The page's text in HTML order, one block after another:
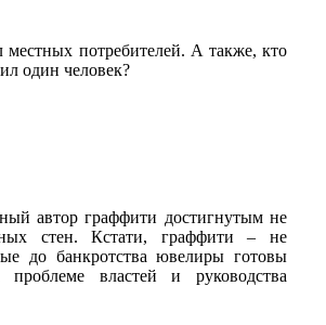
местных потребителей. А также, кто
один человек?
автор граффити достигнутым не
стен. Кстати, граффити – не
до банкротства ювелиры готовы
властей и руководства